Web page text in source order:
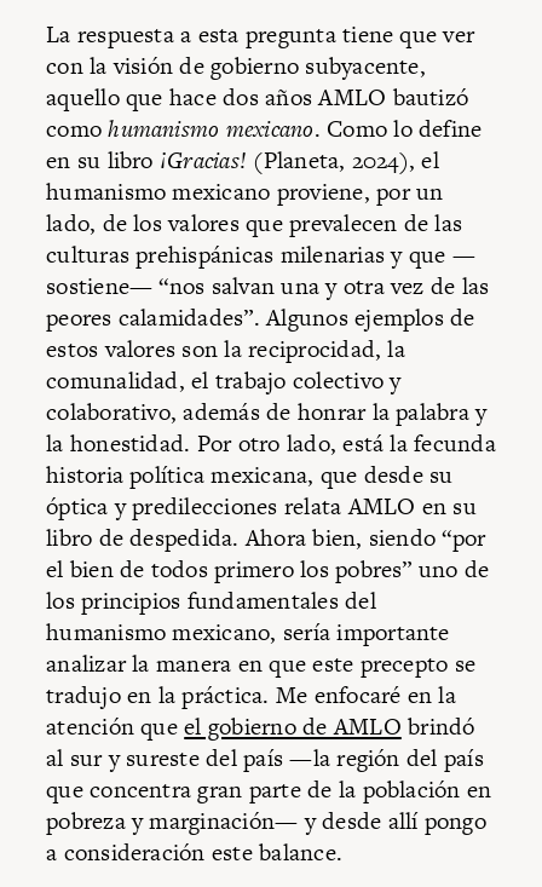
La respuesta a esta pregunta tiene que ver
con la visión de gobierno subyacente,
aquello que hace dos años AMLO bautizó
comohumanismo mexicano. Como lo define
en su libro ¡Gracias! (Planeta, 2024), el
humanismo mexicano proviene, por un
lado, de los valores que prevalecen de las
culturas prehispánicas milenarias y que —
sostiene— “nos salvan una y otra vez de las
peores calamidades”. Algunos ejemplos de
estos valores son la reciprocidad, la
comunalidad, el trabajo colectivo y
colaborativo, además de honrar la palabra y
la honestidad. Por otro lado, está la fecunda
historia política mexicana, que desde su
óptica y predilecciones relata AMLO en su
libro de despedida. Ahora bien, siendo “por
el bien de todos primero los pobres” uno de
los principios fundamentales del
humanismo mexicano, sería importante
analizar la manera en que este precepto se
tradujo en la práctica. Me enfocaré en la
atención queel gobierno de AMLO brindó
al sur y sureste del país —la región del país
que concentra gran parte de la población en
pobreza y marginación— y desde allí pongo
a consideración este balance.